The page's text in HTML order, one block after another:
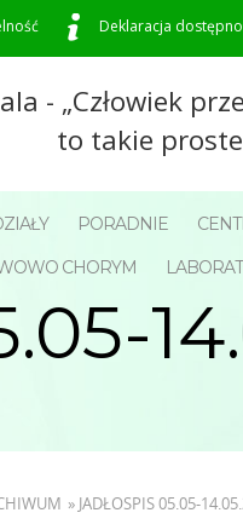
Deklaracja
- „Człowiek
to takie
PORADNIE
CHORYM
» JADŁOSPIS 05.05-